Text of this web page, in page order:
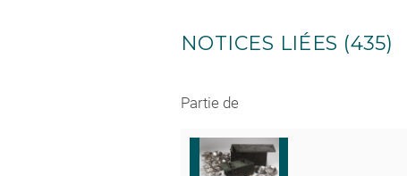
NOTICES LIÉES (435)
Partie de